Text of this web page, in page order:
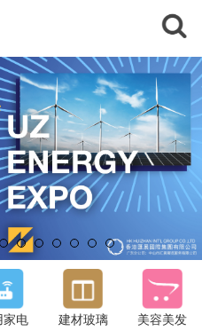
家电 建材玻璃 美容美发